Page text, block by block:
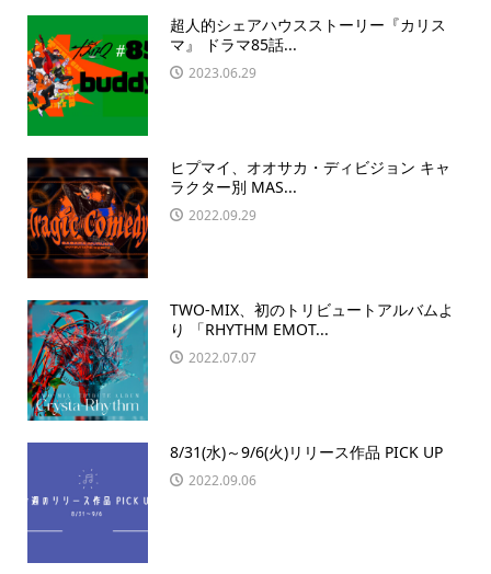
超人的シェアハウスストーリー『カリス
マ』 ドラマ85話...
2023.06.29
ヒプマイ、オオサカ・ディビジョン キャ
ラクター別 MAS...
2022.09.29
TWO-MIX、初のトリビュートアルバムよ
り 「RHYTHM EMOT...
2022.07.07
8/31(水)～9/6(火)リリース作品 PICK UP
2022.09.06